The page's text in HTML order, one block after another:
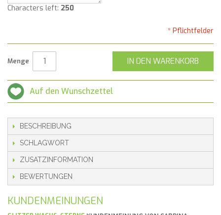
Characters left: 250
* Pflichtfelder
Menge IN DEN WARENKORB
Auf den Wunschzettel
BESCHREIBUNG
SCHLAGWORT
ZUSATZINFORMATION
BEWERTUNGEN
KUNDENMEINUNGEN